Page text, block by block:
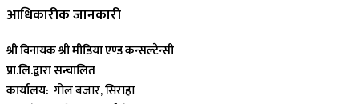
आधिकारीक जानकारी
श्री विनायक श्री मीडिया एण्ड कन्सल्टेन्सी
प्रा.लि.द्वारा सन्चालित
कार्यालय: गोल बजार, सिराहा